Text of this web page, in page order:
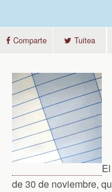
Comparte Tuitea
de 30 de noviembre,